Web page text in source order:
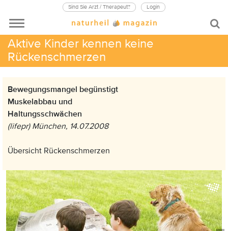
Sind Sie Arzt / Therapeut? Login
Aktive Kinder kennen keine
Rückenschmerzen
Bewegungsmangel begünstigt
Muskelabbau und
Haltungsschwächen
(lifepr) München, 14.07.2008
Übersicht Rückenschmerzen